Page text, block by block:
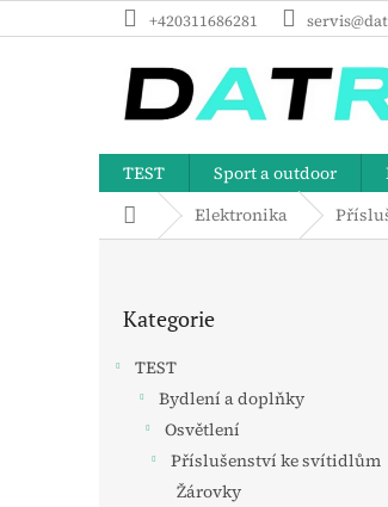
na
+420311686281
TEST Sport a outdoor
Domů Elektronika
kategorie
Kategorie
TEST
Bydlení a doplňky
Osvětlení
Příslušenství ke svítidlům
Žárovky